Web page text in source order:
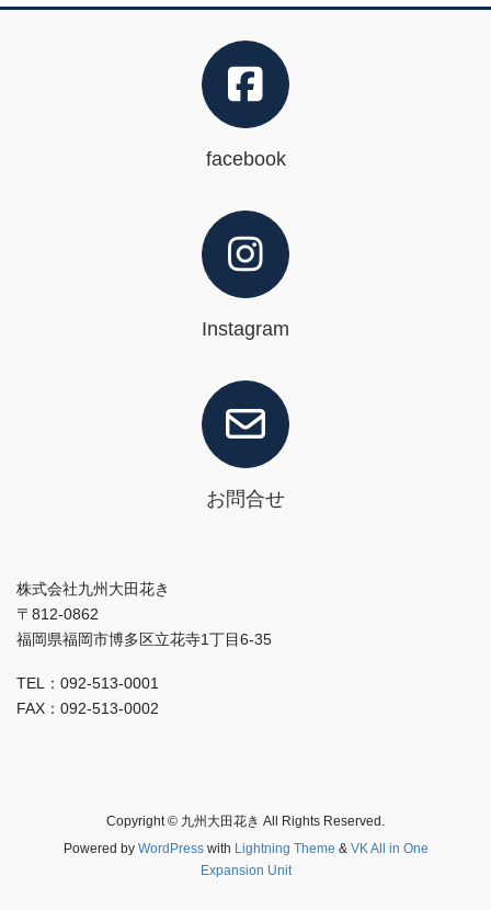
facebook
Instagram
お問合せ
株式会社九州大田花き
〒812-0862
福岡県福岡市博多区立花寺1丁目6-35
TEL：092-513-0001
FAX：092-513-0002
Copyright © 九州大田花き All Rights Reserved.
Powered by WordPresswith Lightning Theme & VK All in One
Expansion Unit